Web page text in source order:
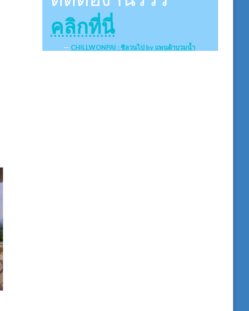
คลิกที่นี่
CHILLWONPAI : ชิลวนไป by แพนด้าบวมน้ำ